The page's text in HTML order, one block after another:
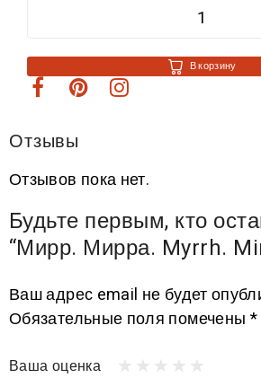
В корзину
Отзывы
Отзывов пока нет.
Будьте первым, кто
“Мирр. Мирра. Myrrh.
Ваш адрес email не будет
Обязательные поля помечены *
Ваша оценка